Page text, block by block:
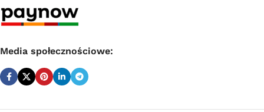
Media społecznościowe: